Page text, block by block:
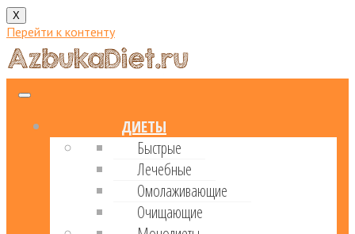
X
Перейти к контенту
ДИЕТЫ
Быстрые
Лечебные
Омолаживающие
Очищающие